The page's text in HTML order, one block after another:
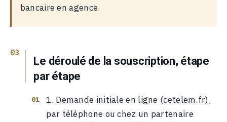
bancaire en agence.
Le déroulé de la souscription, étape
par étape
Demande initiale en ligne (cetelem.fr),
par téléphone ou chez un partenaire